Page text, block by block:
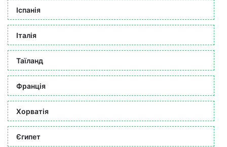
Іспанія
Італія
Таїланд
Франція
Хорватія
Єгипет